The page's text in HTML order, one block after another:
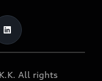
All rights